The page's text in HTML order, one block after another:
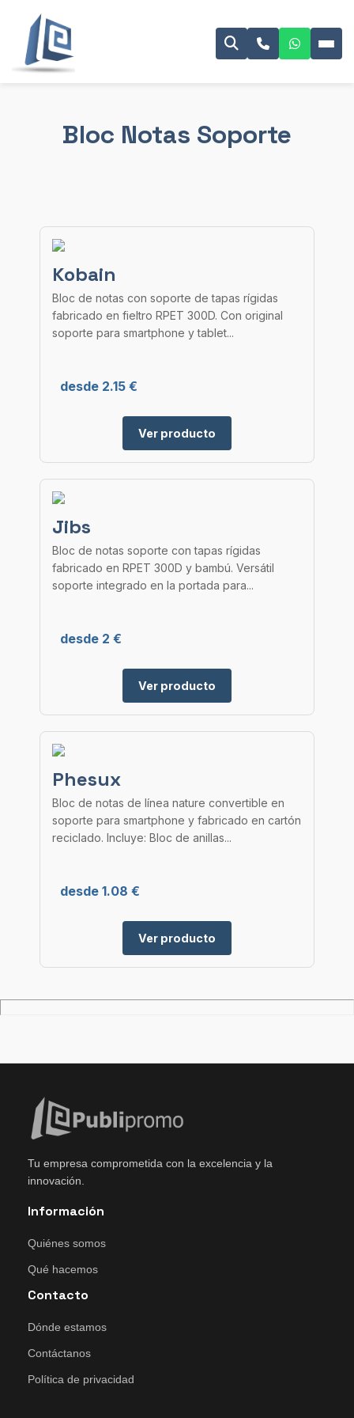
Bloc Notas Soporte
Kobain
Bloc de notas con soporte de tapas rígidas
fabricado en fieltro RPET 300D. Con original
soporte para smartphone y tablet...
desde 2.15 €
Ver producto
Jibs
Bloc de notas soporte con tapas rígidas
fabricado en RPET 300D y bambú. Versátil
soporte integrado en la portada para...
desde 2 €
Ver producto
Phesux
Bloc de notas de línea nature convertible en
soporte para smartphone y fabricado en cartón
reciclado. Incluye: Bloc de anillas...
desde 1.08 €
Ver producto
Tu empresa comprometida con la excelencia y la
innovación.
Información
Quiénes somos
Qué hacemos
Contacto
Dónde estamos
Contáctanos
Política de privacidad